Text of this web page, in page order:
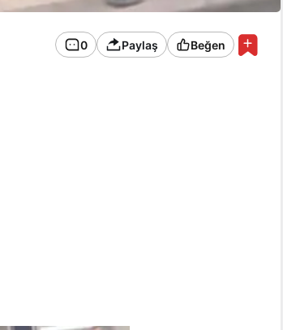
0 Paylaş Beğen